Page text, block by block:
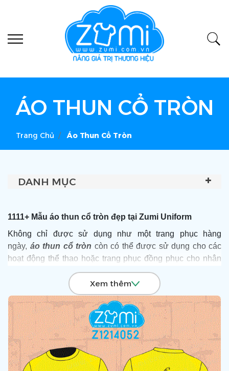
ÁO THUN CỔ TRÒN
Trang Chủ Áo Thun Cổ Tròn
DANH MỤC
1111+ Mẫu áo thun cổ tròn đẹp tại Zumi Uniform
Không chỉ được sử dụng như một trang phục hàng
ngày, áo thun cổ tròn còn có thể được sử dụng cho các
hoạt động thể thao hoặc trang phục đồng phục cho nhân
viên công ty, cửa hàng, quán cafe hay các sự kiện. Với sự
tiện lợi, phong cách và đa dạng trong thiết kế, áo thun cổ
tròn là một trang phục không thể thiếu trong mọi ngành
nghề lĩnh vực.
Để được tư vấn và sở hữu những mẫu áo thun cổ tròn với
giá ưu đãi nhất hãy Liên hệ Hotline:0903 132 585, Zumi
sẽ đưa ra giải pháp toàn diện và chuyên nghiệp để giúp
quý doanh nghiệp “Nâng Giá Trị Thương Hiệu” và gửi
Xem thêm